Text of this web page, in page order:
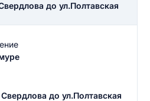
до ул.Полтавская
до ул.Полтавская